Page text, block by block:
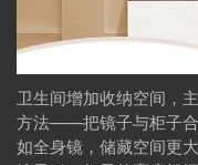
卫生间增加收纳空间，
方法——把镜子与柜子合
如全身镜，储藏空间更